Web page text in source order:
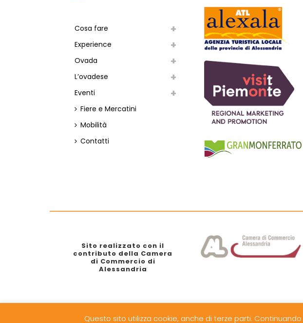
Cosa fare
Experience
Ovada
L’ovadese
Eventi
Fiere e Mercatini
Mobilità
Contatti
Sito realizzato con il
contributo della Camera
di Commercio di
Alessandria
Questo sito utilizza cookie, anche di terze parti.